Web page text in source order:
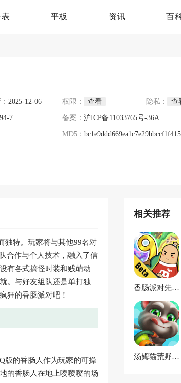
平板 资讯 百
：2025-12-06 权限： 查看 隐私： 查
7 备案：沪ICP备11033765号-36A
MD5：
独特。玩家将与其他99名对
合作与个人技术，融入了信
有各式搞怪时装和贱萌动
。与好友组队还是单打独
狂的香肠派对吧！
版的香肠人作为玩家的可操
的香肠人在地上嘤嘤嘤的场
相关推荐
香肠派对先行
服官方正版
汤姆猫荒野派